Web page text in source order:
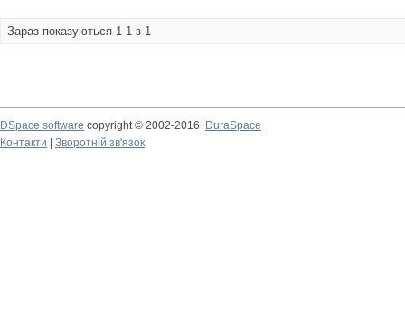
Зараз показуються 1-1 з 1
DSpace software copyright © 2002-2016
DuraSpace
Контакти
Зворотній зв'язок